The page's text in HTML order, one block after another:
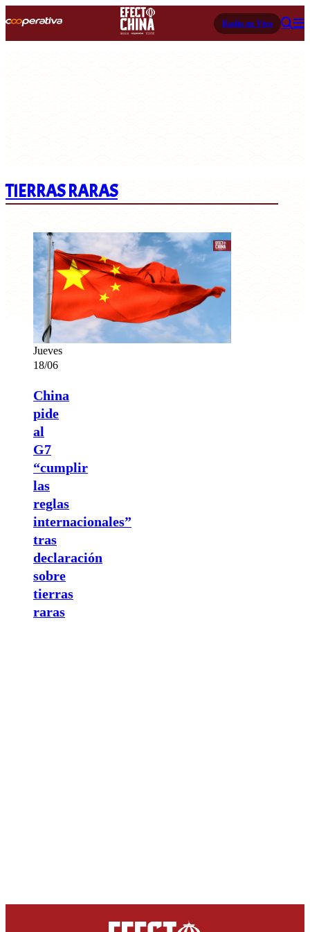
Radio en Vivo
TIERRAS RARAS
Jueves
18/06
China
pide
al
G7
“cumplir
las
reglas
internacionales”
tras
declaración
sobre
tierras
raras